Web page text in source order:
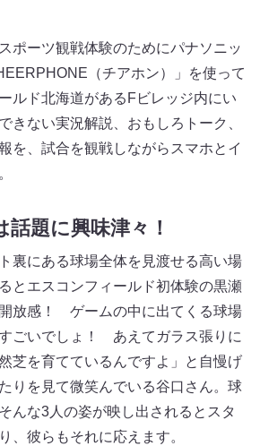
ポーツ観戦体験のためにパナソニッ
（チアホン）」を使って
ルド北海道があるFビレッジ内にい
きない実況解説、おもしろトーク、
を、試合を観戦しながらスマホとイ
題に興味津々！
裏にある球場全体を見渡せる高い場
とエスコンフィールド初体験の黒瀬
放感！ ゲームの中に出てくる球場
ごいでしょ！ あえてガラス張りに
芝を育てているんですよ」と自慢げ
りを見て微笑んでいる谷口さん。球
んな3人の姿が映し出されるとスタ
、彼らもそれに応えます。